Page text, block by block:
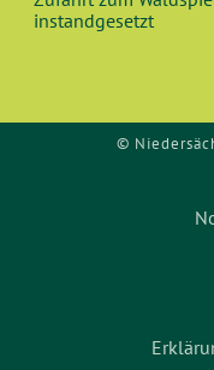
instandgesetzt
©